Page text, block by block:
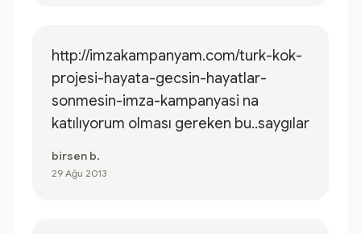
http://imzakampanyam.com/turk-kok-
projesi-hayata-gecsin-hayatlar-
sonmesin-imza-kampanyasi na
katılıyorum olması gereken bu..saygılar
birsen b.
29 Ağu 2013